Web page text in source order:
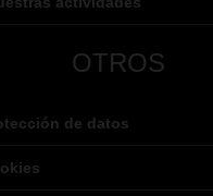
OTROS
de datos